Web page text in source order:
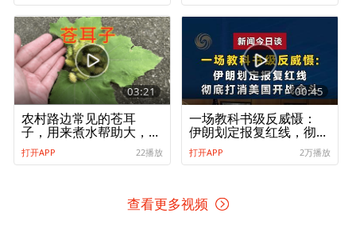
03:21
农村路边常见的苍耳
子，用来煮水帮助大，
我也才知道一起了解下
打开APP 22播放
00:45
一场教科书级反威慑：
伊朗划定报复红线，彻
底打消美国开战念头
打开APP 2万播放
查看更多视频